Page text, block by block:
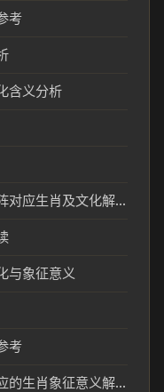
考
含义分析
一字长蛇阵是什么生肖_一字长蛇阵对应生肖及文化解读
与象征意义
考
铁骨铮铮是什么生肖_铁骨铮铮对应的生肖象征意义解析